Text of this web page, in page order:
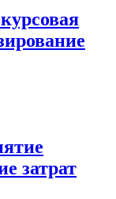
затрат